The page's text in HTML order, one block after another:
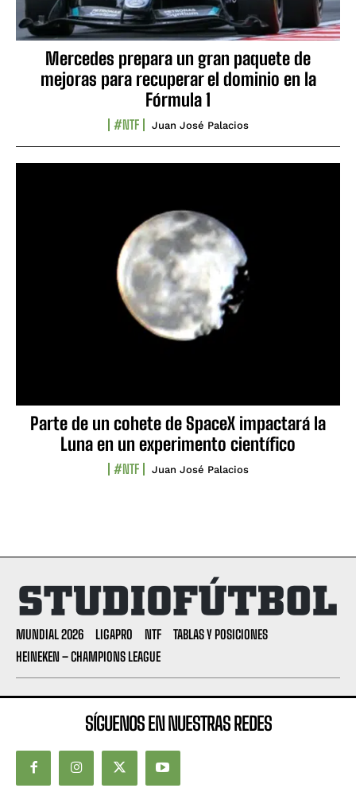
Mercedes prepara un gran paquete de
mejoras para recuperar el dominio en la
Fórmula 1
#NTF Juan José Palacios
Parte de un cohete de SpaceX impactará la
Luna en un experimento científico
#NTF Juan José Palacios
MUNDIAL 2026 LIGAPRO NTF
TABLAS Y POSICIONES
HEINEKEN – CHAMPIONS LEAGUE
SÍGUENOS EN NUESTRAS REDES